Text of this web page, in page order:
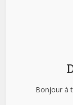
Bonjour à